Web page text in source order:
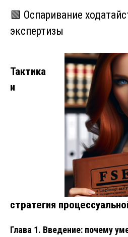
🟩 Оспаривание
экспертизы
Тактика
и
стратегия
Глава 1. Введение: почему